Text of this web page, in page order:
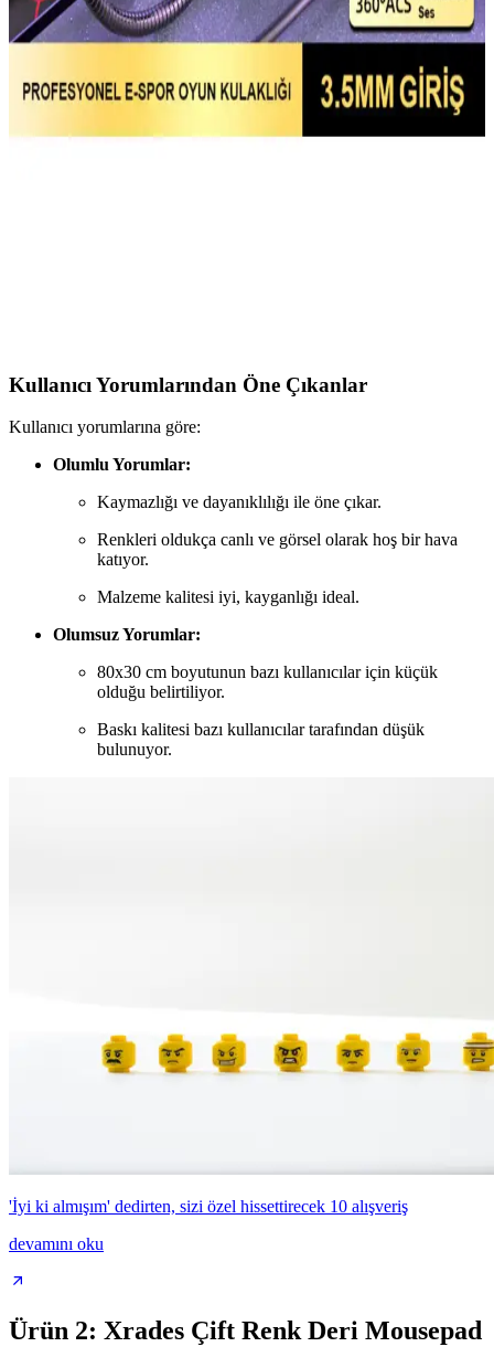
Throne Moon Gri 80X30CM Hybrid Mousepad
İnceleme ve Kullanıcı Deneyimleri
Throne Moon Gray 80X30CM hybrid mousepad, yüksek kalite
malzeme ve şık tasarımıyla kullanıcılarına konfor ve performans
sunar. Kaydırmaz zemin ve dayanıklı yapısıyla uzun ömürlü
Kullanıcı Yorumlarından Öne Çıkanlar
Kullanıcı yorumlarına göre:
Olumlu Yorumlar:
Kaymazlığı ve dayanıklılığı ile öne çıkar.
Renkleri oldukça canlı ve görsel olarak hoş bir hava
katıyor.
Malzeme kalitesi iyi, kayganlığı ideal.
Olumsuz Yorumlar:
80x30 cm boyutunun bazı kullanıcılar için küçük
olduğu belirtiliyor.
Baskı kalitesi bazı kullanıcılar tarafından düşük
bulunuyor.
'İyi ki almışım' dedirten, sizi özel hissettirecek 10 alışveriş
devamını oku
Ürün 2: Xrades Çift Renk Deri Mousepad